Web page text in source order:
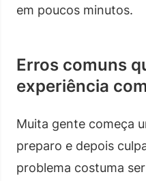
em poucos minutos.
Erros comuns
experiência
Muita gente começa
preparo e depois
problema costuma